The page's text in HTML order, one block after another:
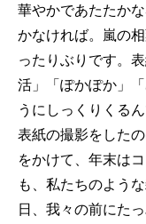
華やかであたたか
かなければ。嵐の
ったりぶりです。
活」「ぽかぽか」
うにしっくりくるん
表紙の撮影をした
をかけて、年末は
も、私たちのよう
日、我々の前にた